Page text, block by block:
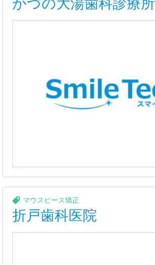
かづの大湯歯科診療所
マウスピース矯正
折戸歯科医院